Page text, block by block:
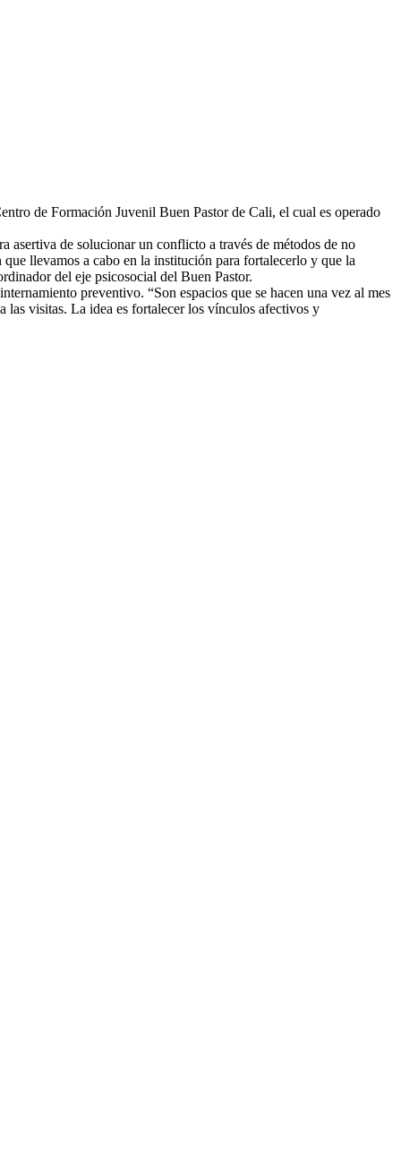
de Formación Juvenil Buen Pastor de Cali, el cual es operado
asertiva de solucionar un conflicto a través de métodos de no
llevamos a cabo en la institución para fortalecerlo y que la
del eje psicosocial del Buen Pastor.
preventivo. “Son espacios que se hacen una vez al mes
las visitas. La idea es fortalecer los vínculos afectivos y